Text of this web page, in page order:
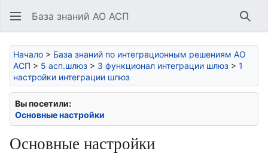
База знаний АО АСП
Начало > База знаний по интеграционным решениям АО
АСП > 5 асп.шлюз > 3 функционал интеграции шлюз > 1
настройки интеграции шлюз
Вы посетили:
Основные настройки
Основные настройки